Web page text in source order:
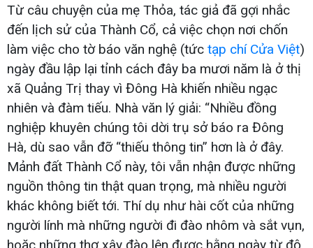
Từ câu chuyện của mẹ Thỏa, tác giả đã gợi nhắc
đến lịch sử của Thành Cổ, cả việc chọn nơi chốn
làm việc cho tờ báo văn nghệ (tức tạp chí Cửa Việt)
ngày đầu lập lại tỉnh cách đây ba mươi năm là ở thị
xã Quảng Trị thay vì Đông Hà khiến nhiều ngạc
nhiên và đàm tiếu. Nhà văn lý giải: “Nhiều đồng
nghiệp khuyên chúng tôi dời trụ sở báo ra Đông
Hà, dù sao vẫn đỡ “thiếu thông tin” hơn là ở đây.
Mảnh đất Thành Cổ này, tôi vẫn nhận được những
nguồn thông tin thật quan trọng, mà nhiều người
khác không biết tới. Thí dụ như hài cốt của những
người lính mà những người đi đào nhôm và sắt vụn,
hoặc những thợ xây đào lên được hằng ngày từ độ